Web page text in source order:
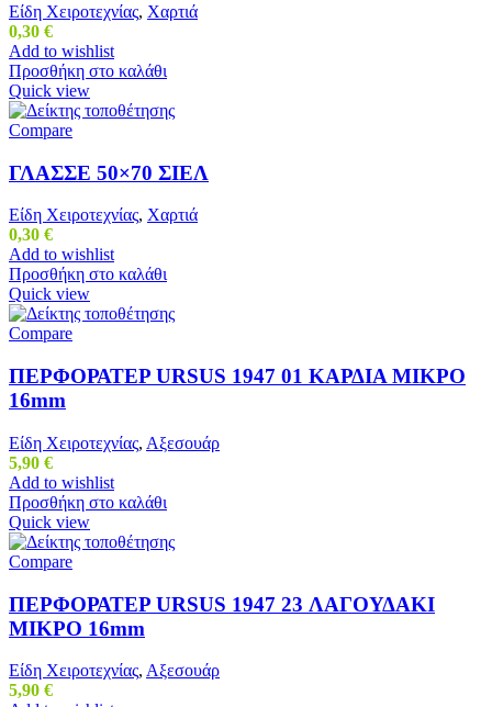
Είδη Χειροτεχνίας, Χαρτιά
0,30 €
Add to wishlist
Προσθήκη στο καλάθι
Quick view
Compare
ΓΛΑΣΣΕ 50×70 ΣΙΕΛ
Είδη Χειροτεχνίας, Χαρτιά
0,30 €
Add to wishlist
Προσθήκη στο καλάθι
Quick view
Compare
ΠΕΡΦΟΡΑΤΕΡ URSUS 1947 01 ΚΑΡΔΙΑ ΜΙΚΡΟ
16mm
Είδη Χειροτεχνίας, Αξεσουάρ
5,90 €
Add to wishlist
Προσθήκη στο καλάθι
Quick view
Compare
ΠΕΡΦΟΡΑΤΕΡ URSUS 1947 23 ΛΑΓΟΥΔΑΚΙ
ΜΙΚΡΟ 16mm
Είδη Χειροτεχνίας, Αξεσουάρ
5,90 €